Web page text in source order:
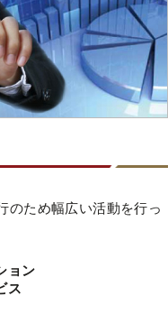
のため幅広い活動を行っ
ョン
ス